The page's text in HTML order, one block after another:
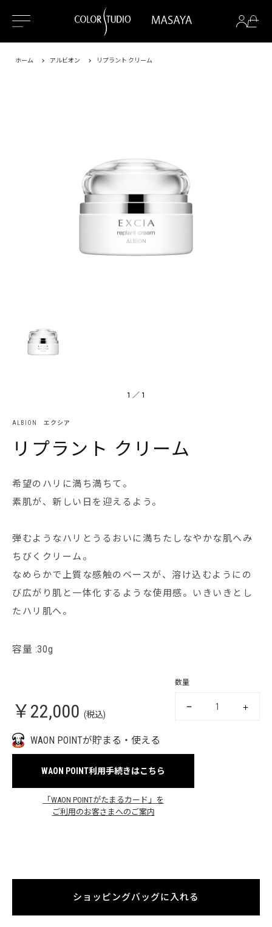
ホーム アルビオン リプラント クリーム
1 ／ 1
ALBION エクシア
リプラント クリーム
希望のハリに満ち満ちて。
素肌が、新しい日を迎えるよう。
弾むようなハリとうるおいに満ちたしなやかな肌へみ
ちびくクリーム。
なめらかで上質な感触のベースが、溶け込むようにの
び広がり肌と一体化するような使用感。いきいきとし
たハリ肌へ。
容量 :30g
￥22,000 (税込)
数量
WAON POINTが貯まる・使える
WAON POINT利用手続きはこちら
「WAON POINTがたまるカード」を
ご利用のお客さまへのご案内
ショッピングバッグに入れる